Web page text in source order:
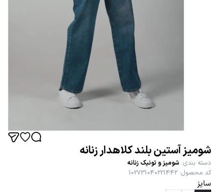
شومیز آستین بلند کلاهدار زنانه
دسته بندی: شومیز و تونیک زنانه
کد محصول:
102731040221442
سایز